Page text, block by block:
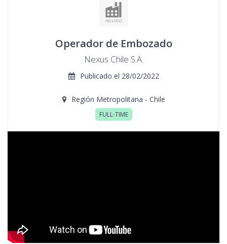
Operador de Embozado
Nexus Chile S.A.
Publicado el 28/02/2022
Región Metropolitana - Chile
FULL-TIME